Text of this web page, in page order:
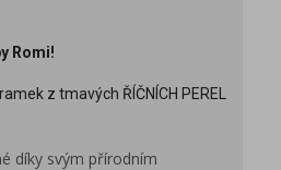
Romi!
z tmavých ŘÍČNÍCH PEREL
díky svým přírodním